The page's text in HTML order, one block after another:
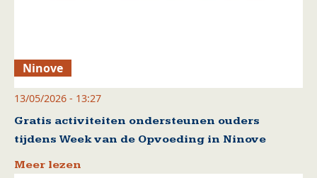
Ninove
13/05/2026 - 13:27
Gratis activiteiten ondersteunen ouders
tijdens Week van de Opvoeding in Ninove
Meer lezen